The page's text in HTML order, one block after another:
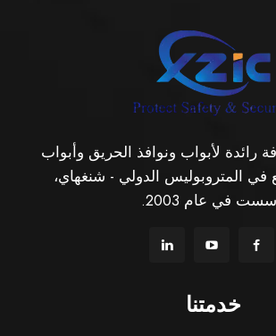
رائدة لأبواب ونوافذ الحريق وأبواب
المتروبوليس الدولي - شنغهاي،
في عام 2003.
خدمتنا